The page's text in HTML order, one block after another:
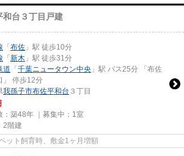
和台３丁目戸建
「 布佐 」駅 徒歩10分
「 新木 」駅 徒歩31分
道 「 千葉ニュータウン中央 」駅 バス25分 「布佐
」 停歩12分
我孫子市布佐平和台 ３丁目
：築48年 ｜募集中： 1室
2階建
ト飼育時、敷金1ヶ月増額